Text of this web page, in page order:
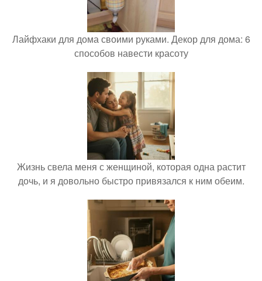
Лайфхаки для дома своими руками. Декор для дома: 6
способов навести красоту
Жизнь свела меня с женщиной, которая одна растит
дочь, и я довольно быстро привязался к ним обеим.